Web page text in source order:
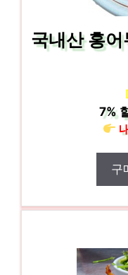
국내산 홍
7%
구